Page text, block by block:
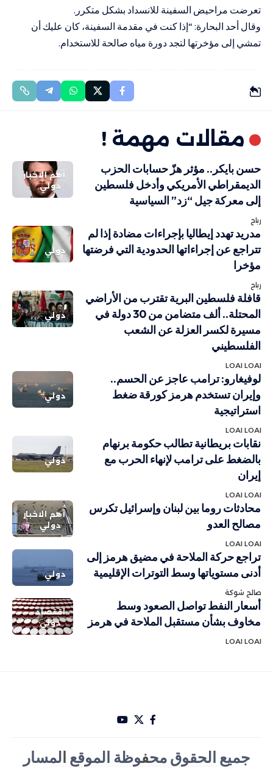
تعرضت مراحيض السفينة للانسداد بشكل متكرر.
وقال أحد البحارة: “إذا كنت في مقدمة السفينة، كان عليك أن
تمشي إلى مؤخرتها لتجد دورة مياه صالحة للاستخدام.
مقالات مهمة !
أهم الاخبار
دولي
حسن بايكر.. مؤثر هزّ حسابات الحزب
الديمقراطي الأمريكي وأدخل فلسطين
إلى معركة جيل “زد” السياسية
رباح
دولي
مدريد تهدد إيطاليا بإجراءات مضادة إذا لم
تتراجع عن إجراءاتها الحدودية التي فرضتها
مؤخرا
رباح
دولي
قافلة فلسطين البرية تقترب من الأراضي
المحتلة.. ألف متضامن من 30 دولة في
مسيرة لكسر العزلة عن الشعب
الفلسطيني
LOAI LOAI
دولي
لوفيغارو: ترامب عاجز عن الحسم..
وإيران تستخدم هرمز كورقة ضغط
استراتيجية
LOAI LOAI
دولي
نقابات بريطانية تطالب حكومة برنهام
بالضغط على ترامب لإنهاء الحرب مع
إيران
LOAI LOAI
أهم الاخبار
دولي
محادثات روما بين لبنان وإسرائيل تكرس
مصالح العدو
LOAI LOAI
دولي
تراجع حركة الملاحة في مضيق هرمز إلى
أدنى مستوياتها وسط التوترات الإقليمية
صالح شوكة
اقتصاد
دولي
أسعار النفط تواصل الصعود وسط
مخاوف بشأن مستقبل الملاحة في هرمز
LOAI LOAI
جميع الحقوق محفوظة الموقع المسار